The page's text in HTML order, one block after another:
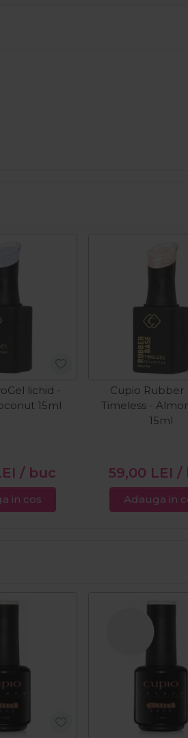
lichid -
15ml
/ buc
in cos
Cupio Rubber
Timeless -
15ml
59,00 LEI /
Adauga in